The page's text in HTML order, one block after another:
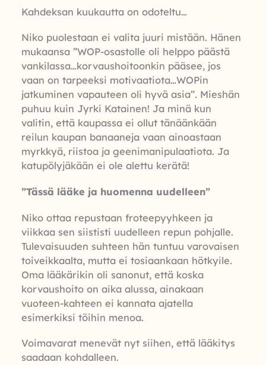
Kahdeksan kuukautta on odoteltu…
Niko puolestaan ei valita juuri mistään. Hänen
mukaansa ”WOP-osastolle oli helppo päästä
vankilassa…korvaushoitoonkin pääsee, jos
vaan on tarpeeksi motivaatiota…WOPin
jatkuminen vapauteen oli hyvä asia”. Mieshän
puhuu kuin Jyrki Katainen! Ja minä kun
valitin, että kaupassa ei ollut tänäänkään
reilun kaupan banaaneja vaan ainoastaan
myrkkyä, riistoa ja geenimanipulaatiota. Ja
katupölyjäkään ei ole alettu kerätä!
”Tässä lääke ja huomenna uudelleen”
Niko ottaa repustaan froteepyyhkeen ja
viikkaa sen siististi uudelleen repun pohjalle.
Tulevaisuuden suhteen hän tuntuu varovaisen
toiveikkaalta, mutta ei tosiaankaan hötkyile.
Oma lääkärikin oli sanonut, että koska
korvaushoito on aika alussa, ainakaan
vuoteen-kahteen ei kannata ajatella
esimerkiksi töihin menoa.
Voimavarat menevät nyt siihen, että lääkitys
saadaan kohdalleen.